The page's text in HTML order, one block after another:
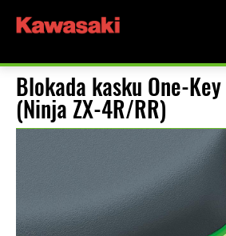
Blokada kasku One-
(Ninja ZX-4R/RR)